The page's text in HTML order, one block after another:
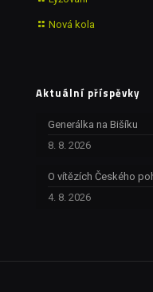
Nová kola
Aktuální příspěvky
Generálka na Bišíku
8. 8. 2026
O vítězích Českého
4. 8. 2026